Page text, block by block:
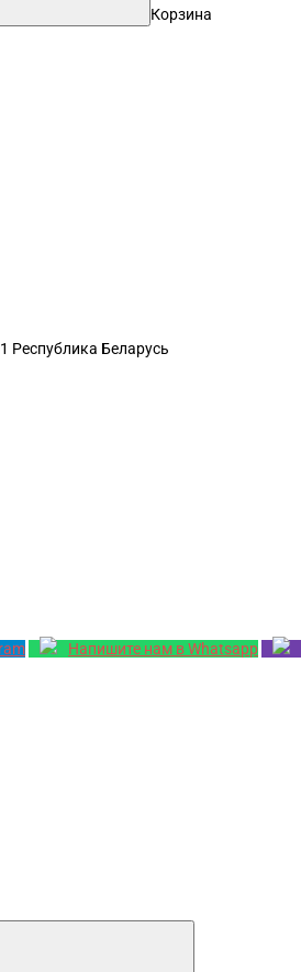
Корзина
Республика Беларусь
Напишите нам в Whatsapp